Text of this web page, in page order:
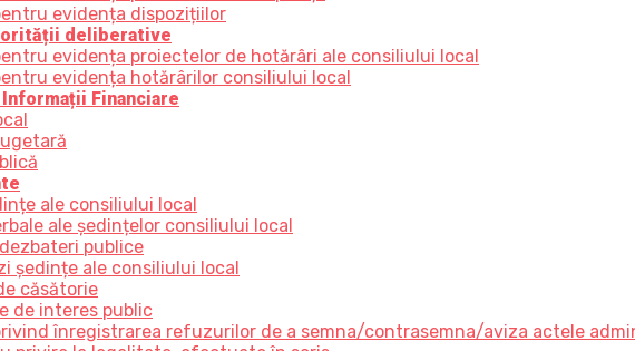
evidența dispozițiilor
deliberative
evidența proiectelor de hotărâri ale consiliului local
evidența hotărârilor consiliului local
Financiare
ale consiliului local
ale ședințelor consiliului local
publice
ședințe ale consiliului local
căsătorie
de interes public
înregistrarea refuzurilor de a semna/contrasemna/aviza actele